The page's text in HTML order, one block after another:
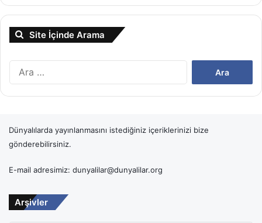
Site İçinde Arama
Arama:
Dünyalılarda yayınlanmasını istediğiniz içeriklerinizi bize
gönderebilirsiniz.
E-mail adresimiz: dunyalilar@dunyalilar.org
Arşivler Arşivler